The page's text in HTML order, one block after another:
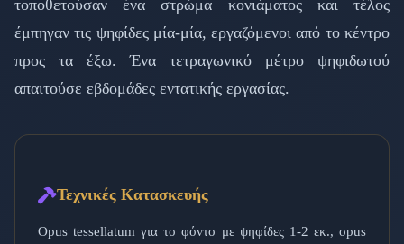
τοποθετούσαν ένα στρώμα κονιάματος και τέλος
έμπηγαν τις ψηφίδες μία-μία, εργαζόμενοι από το κέντρο
προς τα έξω. Ένα τετραγωνικό μέτρο ψηφιδωτού
απαιτούσε εβδομάδες εντατικής εργασίας.
Τεχνικές Κατασκευής
Opus tessellatum για το φόντο με ψηφίδες 1-2 εκ., opus